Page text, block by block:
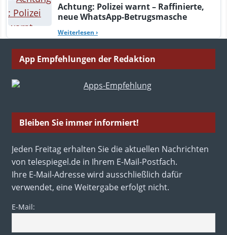
Achtung: Polizei warnt – Raffinierte,
neue WhatsApp-Betrugsmasche
Weiterlesen ›
App Empfehlungen der Redaktion
Bleiben Sie immer informiert!
Jeden Freitag erhalten Sie die aktuellen Nachrichten
von telespiegel.de in Ihrem E-Mail-Postfach.
Ihre E-Mail-Adresse wird ausschließlich dafür
verwendet, eine Weitergabe erfolgt nicht.
E-Mail: